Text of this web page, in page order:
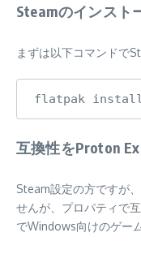
Steamのインスト
まずは以下コマンドで
flatpak install
互換性をProton
Steam設定の方ですが
せんが、プロパティで
でWindows向けのゲー